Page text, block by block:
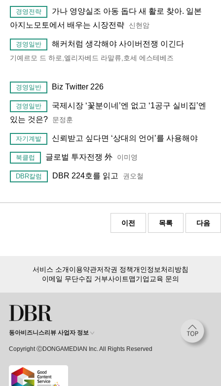
경영전략
가나 영양실조 아동 돕다 새 활로 찾아. 일본
아지노모토에서 배우는 시장전략
신현암
경영일반 해커처럼 생각해야 사이버전쟁 이긴다
기예르모 드 하로,엘리자베드 라말류,호세 에스테베즈
경영일반 Biz Twitter 226
경영일반
국제시장 ‘꽃분이네’엔 없고 ‘1공구 실비집’엔
있는 것은?
문정훈
자기계발 신뢰받고 싶다면 ‘상대의 언어’를 사용해야
북클럽 글로벌 투자전쟁 外 이미영
DBR칼럼 DBR 224호를 읽고 권오철
이전 목록 다음
서비스 소개이용약관저작권 정책개인정보처리방침
이메일 무단수집 거부사이트맵기업교육 문의
동아비즈니스리뷰 사업자 정보
Copyright ⒸDONGAMEDIAN Inc. All Rights Reserved